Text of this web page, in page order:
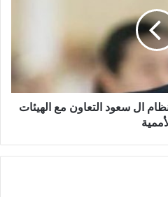
ال سعود التعاون مع الهيئات